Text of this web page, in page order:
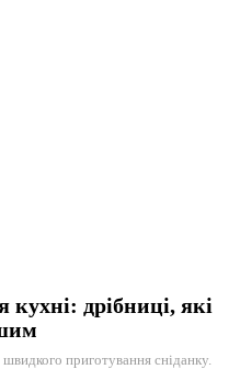
кухні: дрібниці, які
приготування сніданку.